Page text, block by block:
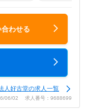
わせる
人好古堂の求人一覧
06/02 求人番号：9688699